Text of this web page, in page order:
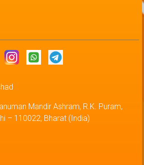
Mandir Ashram, R.K. Puram,
– 110022, Bharat (India)